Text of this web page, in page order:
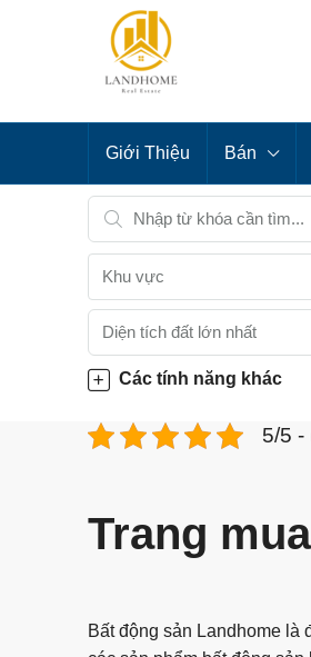
Giới Thiệu Bán
Khu vực
Các tính năng khác
5/5 -
Trang
Bất động sản Landhome là